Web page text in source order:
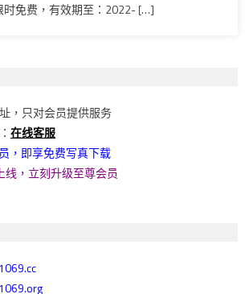
时免费，有效期至：2022- […]
，只对会员提供服务
在线客服
，即享免费写真下载
线，立刻升级至尊会员